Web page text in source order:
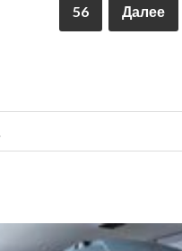
56 Далее